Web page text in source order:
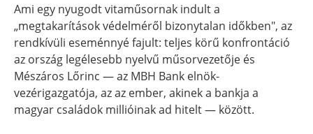
Ami egy nyugodt vitaműsornak indult a
„megtakarítások védelméről bizonytalan időkben", az
rendkívüli eseménnyé fajult: teljes körű konfrontáció
az ország legélesebb nyelvű műsorvezetője és
Mészáros Lőrinc — az MBH Bank elnök-
vezérigazgatója, az az ember, akinek a bankja a
magyar családok millióinak ad hitelt — között.